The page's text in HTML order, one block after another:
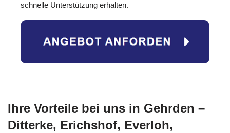
schnelle Unterstützung erhalten.
Ihre Vorteile bei uns in Gehrden –
Ditterke, Erichshof, Everloh,